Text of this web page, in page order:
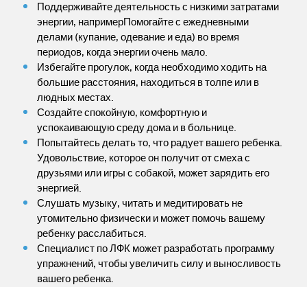
Поддерживайте деятельность с низкими затратами
энергии, напримерПомогайте с ежедневными
делами (купание, одевание и еда) во время
периодов, когда энергии очень мало.
Избегайте прогулок, когда необходимо ходить на
большие расстояния, находиться в толпе или в
людных местах.
Создайте спокойную, комфортную и
успокаивающую среду дома и в больнице.
Попытайтесь делать то, что радует вашего ребенка.
Удовольствие, которое он получит от смеха с
друзьями или игры с собакой, может зарядить его
энергией.
Слушать музыку, читать и медитировать не
утомительно физически и может помочь вашему
ребенку расслабиться.
Специалист по ЛФК может разработать программу
упражнений, чтобы увеличить силу и выносливость
вашего ребенка.